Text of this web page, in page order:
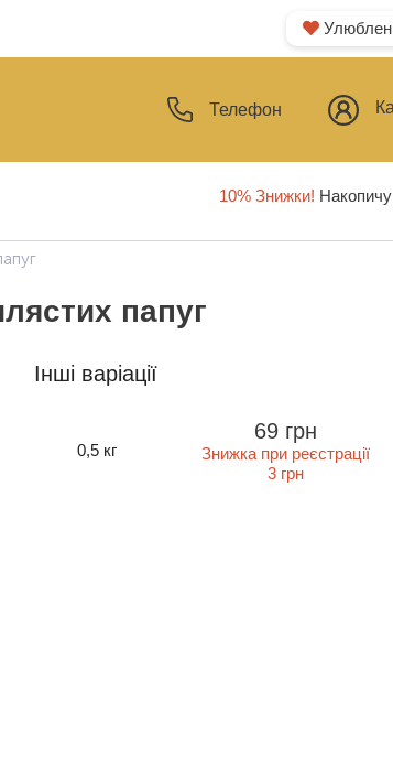
Телефон
10% Знижки!
папуг
Інші варіації
0,5 кг
69 грн
Знижка при реєстрації
3 грн